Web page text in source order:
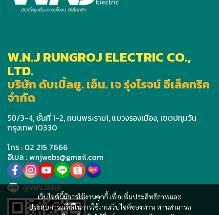
เว็บไซต์นี้มีการใช้งานคุกกี้ เพื่อเพิ่มประสิทธิภาพและ
ประสบการณ์ที่ดีในการใช้งานเว็บไซต์ของท่าน ท่านสามารถ
W.N.J RUNGROJ ELECTRIC CO.,
LTD.
บริษัท ดับเบิ้ลยู. เอ็น. เจ รุ่งโรจน์ อีเล็คทริค
จำกัด
50/3-4, ชั้นที่ 1-2, ถนนพระราม1, แขวงรองเมือง, เขตปทุมวัน
กรุงเทพ 10330
โทร : 02 215 7666
อีเมล : wnjwebs@gmail.com
@WNJABB